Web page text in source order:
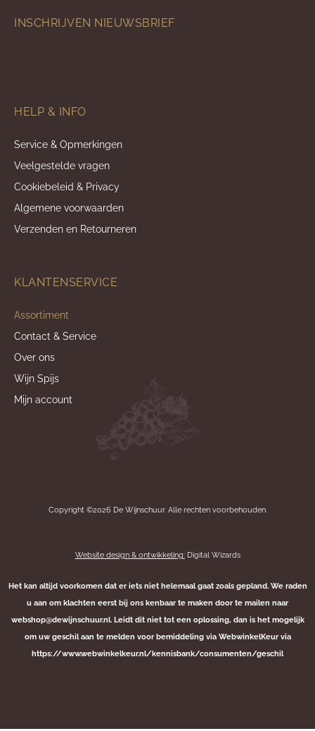
INSCHRIJVEN NIEUWSBRIEF
HELP & INFO
Service & Opmerkingen
Veelgestelde vragen
Cookiebeleid & Privacy
Algemene voorwaarden
Verzenden en Retourneren
KLANTENSERVICE
Assortiment
Contact & Service
Over ons
Wijn Spijs
Mijn account
Copyright ©2026 De Wijnschuur. Alle rechten voorbehouden.
Website design & ontwikkeling:Digital Wizards
Het kan altijd voorkomen dat er iets niet helemaal gaat zoals gepland. We raden
u aan om klachten eerst bij ons kenbaar te maken door te mailen naar
webshop@dewijnschuur.nl. Leidt dit niet tot een oplossing, dan is het mogelijk
om uw geschil aan te melden voor bemiddeling via WebwinkelKeur via
https://www.webwinkelkeur.nl/kennisbank/consumenten/geschil